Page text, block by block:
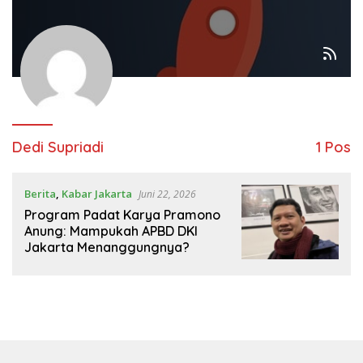
Dedi Supriadi 1 Pos
Berita, Kabar Jakarta Juni 22, 2026
Program Padat Karya Pramono
Anung: Mampukah APBD DKI
Jakarta Menanggungnya?